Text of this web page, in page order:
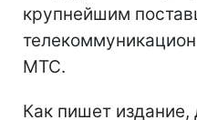
крупнейшим
МТС.
Как пишет издание,